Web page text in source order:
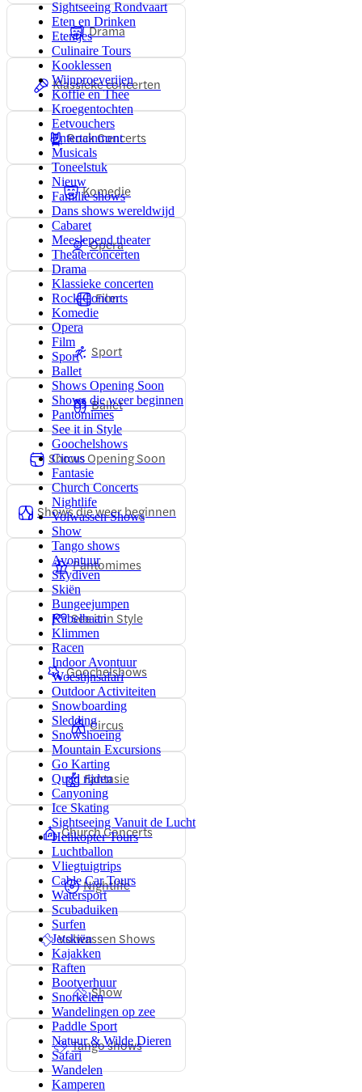
Sightseeing Rondvaart
Eten en Drinken
Etentjes
Culinaire Tours
Kooklessen
Wijnproeverijen
Koffie en Thee
Kroegentochten
Eetvouchers
Entertainment
Musicals
Toneelstuk
Nieuw
Familie shows
Dans shows wereldwijd
Cabaret
Meeslepend theater
Theaterconcerten
Drama
Klassieke concerten
Rock Concerts
Komedie
Opera
Film
Sport
Ballet
Shows Opening Soon
Shows die weer beginnen
Pantomimes
See it in Style
Goochelshows
Circus
Fantasie
Church Concerts
Nightlife
Volwassen Shows
Show
Tango shows
Avontuur
Skydiven
Skiën
Bungeejumpen
Kabelbaan
Klimmen
Racen
Indoor Avontuur
Woestijnsafari
Outdoor Activiteiten
Snowboarding
Sledding
Snowshoeing
Mountain Excursions
Go Karting
Quad rijden
Canyoning
Ice Skating
Sightseeing Vanuit de Lucht
Helikopter Tours
Luchtballon
Vliegtuigtrips
Cable Car Tours
Watersport
Scubaduiken
Surfen
Jetskiën
Kajakken
Raften
Bootverhuur
Snorkelen
Wandelingen op zee
Paddle Sport
Natuur & Wilde Dieren
Safari
Wandelen
Kamperen
Drama
Klassieke concerten
Rock Concerts
Komedie
Opera
Film
Sport
Ballet
Shows Opening Soon
Shows die weer beginnen
Pantomimes
See it in Style
Goochelshows
Circus
Fantasie
Church Concerts
Nightlife
Volwassen Shows
Show
Tango shows